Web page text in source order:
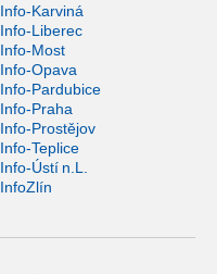
Info-Karviná
Info-Liberec
Info-Most
Info-Opava
Info-Pardubice
Info-Praha
Info-Prostějov
Info-Teplice
Info-Ústí n.L.
InfoZlín